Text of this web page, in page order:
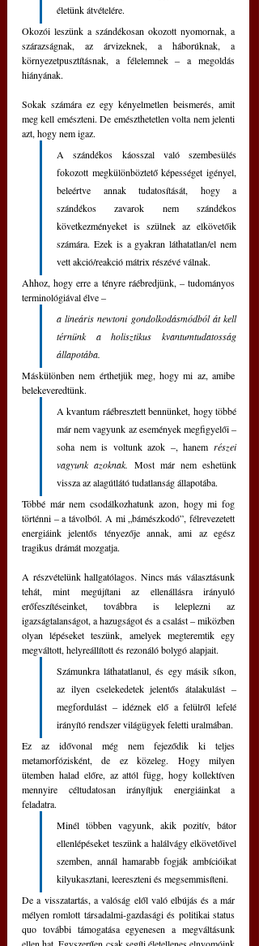
életünk átvételére.
Okozói leszünk a szándékosan okozott nyomornak, a
szárazságnak, az árvizeknek, a háborúknak, a
környezetpusztításnak, a félelemnek ‒ a megoldás
hiányának.
Sokak számára ez egy kényelmetlen beismerés, amit
meg kell emészteni. De emészthetetlen volta nem jelenti
azt, hogy nem igaz.
A szándékos káosszal való szembesülés
fokozott megkülönböztető képességet igényel,
beleértve annak tudatosítását, hogy a
szándékos zavarok nem szándékos
következményeket is szülnek az elkövetőik
számára. Ezek is a gyakran láthatatlan/el nem
vett akció/reakció mátrix részévé válnak.
Ahhoz, hogy erre a tényre ráébredjünk, ‒ tudományos
terminológiával élve ‒
a lineáris newtoni gondolkodásmódból át kell
térnünk a holisztikus kvantumtudatosság
állapotába.
Máskülönben nem érthetjük meg, hogy mi az, amibe
belekeveredtünk.
A kvantum ráébresztett bennünket, hogy többé
már nem vagyunk az események megfigyelői ‒
soha nem is voltunk azok ‒, hanem részei
vagyunk azoknak. Most már nem eshetünk
vissza az alagútlátó tudatlanság állapotába.
Többé már nem csodálkozhatunk azon, hogy mi fog
történni ‒ a távolból. A mi „bámészkodó”, félrevezetett
energiáink jelentős tényezője annak, ami az egész
tragikus drámát mozgatja.
A részvételünk hallgatólagos. Nincs más választásunk
tehát, mint megújítani az ellenállásra irányuló
erőfeszítéseinket, továbbra is leleplezni az
igazságtalanságot, a hazugságot és a csalást ‒ miközben
olyan lépéseket teszünk, amelyek megteremtik egy
megváltott, helyreállított és rezonáló bolygó alapjait.
Számunkra láthatatlanul, és egy másik síkon,
az ilyen cselekedetek jelentős átalakulást ‒
megfordulást ‒ idéznek elő a felülről lefelé
irányító rendszer világügyek feletti uralmában.
Ez az idővonal még nem fejeződik ki teljes
metamorfózisként, de ez közeleg. Hogy milyen
ütemben halad előre, az attól függ, hogy kollektíven
mennyire céltudatosan irányítjuk energiáinkat a
feladatra.
Minél többen vagyunk, akik pozitív, bátor
ellenlépéseket teszünk a halálvágy elkövetőivel
szemben, annál hamarabb fogják ambícióikat
kilyukasztani, leereszteni és megsemmisíteni.
De a visszatartás, a valóság elől való elbújás és a már
mélyen romlott társadalmi-gazdasági és politikai status
quo további támogatása egyenesen a megváltásunk